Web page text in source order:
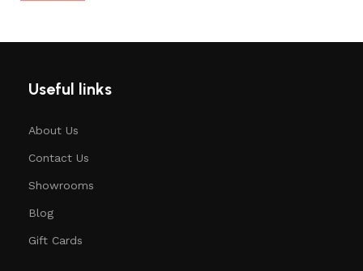
Useful links
About Us
Contact Us
Showrooms
Blog
Gift Cards